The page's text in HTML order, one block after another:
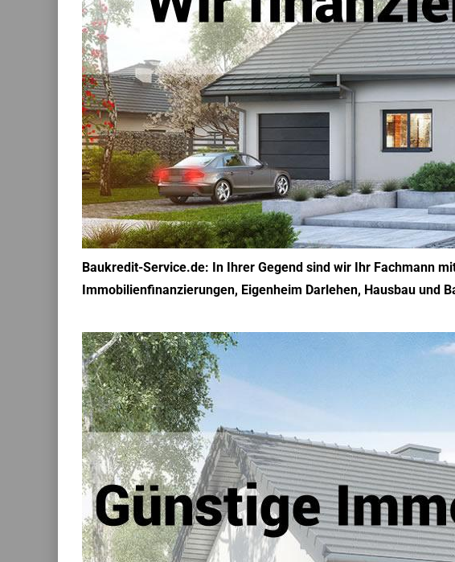
Baukredit-Service.de: In Ihrer Gegend sind wir Ihr Fachmann
Immobilienfinanzierungen, Eigenheim Darlehen, Hausbau und